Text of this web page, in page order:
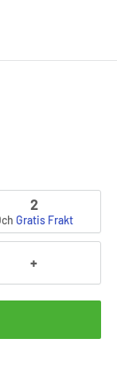
2
Gratis Frakt
+